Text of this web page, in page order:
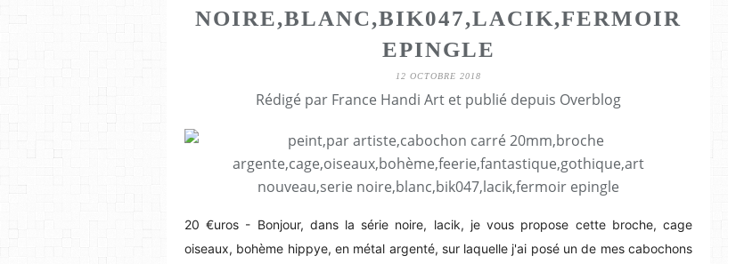
NOIRE,BLANC,BIK047,LACIK,FERMOIR
EPINGLE
12 OCTOBRE 2018
Rédigé par France Handi Art et publié depuis Overblog
20 €uros - Bonjour, dans la série noire, lacik, je vous propose cette broche, cage
oiseaux, bohème hippye, en métal argenté, sur laquelle j'ai posé un de mes cabochons